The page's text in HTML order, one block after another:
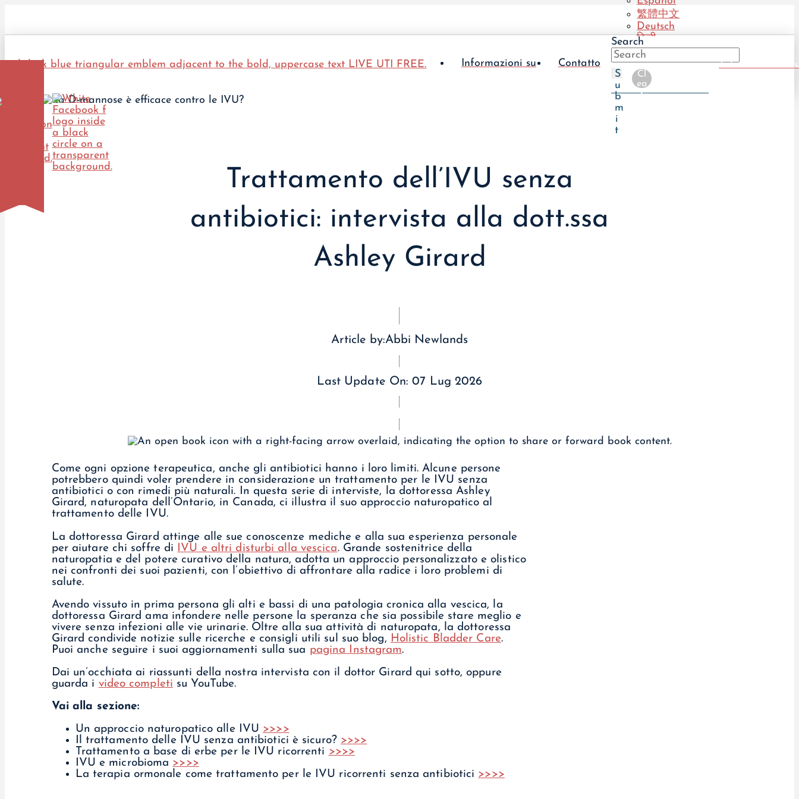
繁體中文
Deutsch
हिन्दी
Português
(BR)
Português
(PT)
Informazioni su Contatto
Search
S
u
b
m
i
t
Cl
ea
r
Take The UTI
Trattamento dell’IVU senza
antibiotici: intervista alla dott.ssa
Ashley Girard
Article by:Abbi Newlands
Last Update On:07 Lug 2026
Come ogni opzione terapeutica, anche gli antibiotici hanno i loro limiti. Alcune persone
potrebbero quindi voler prendere in considerazione un trattamento per le IVU senza
antibiotici o con rimedi più naturali. In questa serie di interviste, la dottoressa Ashley
Girard, naturopata dell’Ontario, in Canada, ci illustra il suo approccio naturopatico al
trattamento delle IVU.
La dottoressa Girard attinge alle sue conoscenze mediche e alla sua esperienza personale
per aiutare chi soffre di
IVU e altri disturbi alla vescica. Grande sostenitrice della
naturopatia e del potere curativo della natura, adotta un approccio personalizzato e olistico
nei confronti dei suoi pazienti, con l’obiettivo di affrontare alla radice i loro problemi di
salute.
Avendo vissuto in prima persona gli alti e bassi di una patologia cronica alla vescica, la
dottoressa Girard ama infondere nelle persone la speranza che sia possibile stare meglio e
vivere senza infezioni alle vie urinarie. Oltre alla sua attività di naturopata, la dottoressa
Girard condivide notizie sulle ricerche e consigli utili sul suo blog, Holistic Bladder Care.
Puoi anche seguire i suoi aggiornamenti sulla sua pagina Instagram.
Dai un’occhiata ai riassunti della nostra intervista con il dottor Girard qui sotto, oppure
guarda i video completi su YouTube.
Vai alla sezione:
Un approccio naturopatico alle IVU >>>>
Il trattamento delle IVU senza antibiotici è sicuro? >>>>
Trattamento a base di erbe per le IVU ricorrenti >>>>
IVU e microbioma >>>>
La terapia ormonale come trattamento per le IVU ricorrenti senza antibiotici >>>>